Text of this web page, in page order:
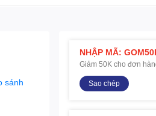
sánh
NHẬP MÃ:
Giảm 50K cho đơn
Sao chép